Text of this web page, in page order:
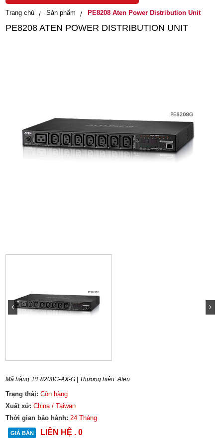
Trang chủ Sản phẩm PE8208 Aten Power Distribution Unit
PE8208 ATEN POWER DISTRIBUTION UNIT
Mã hàng:PE8208G-AX-G | Thương hiệu:Aten
Trạng thái: Còn hàng
Xuất xứ: China / Taiwan
Thời gian bảo hành: 24 Tháng
GIÁ BÁN LIÊN HỆ . 0